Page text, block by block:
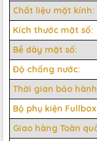
Chất liệu mặt kính:
Kích thước mặt số:
Bề dày mặt số:
Độ chống nước:
Thời gian bảo
Bộ phụ kiện
Giao hàng Toàn